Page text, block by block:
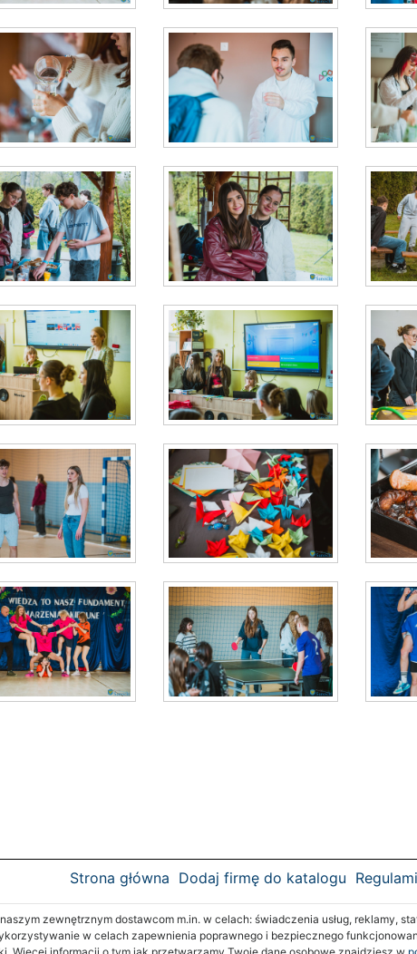
Strona główna Dodaj firmę do katalogu
zewnętrznym dostawcom m.in. w celach: świadczenia usług, reklamy,
w celach zapewnienia poprawnego i bezpiecznego